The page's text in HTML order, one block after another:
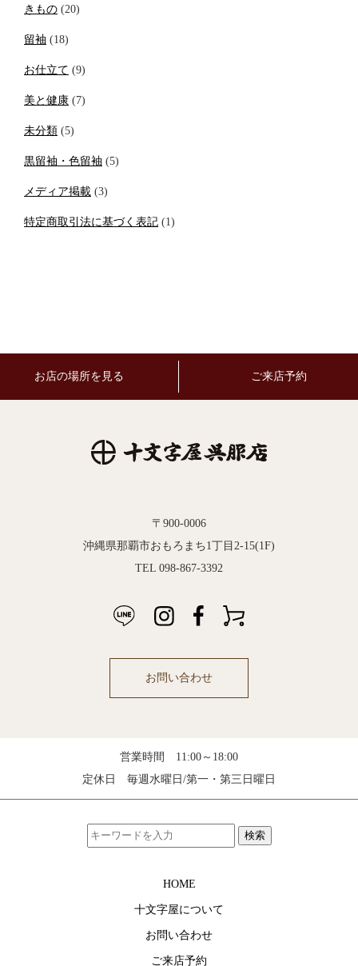
きもの (20)
留袖 (18)
お仕立て (9)
美と健康 (7)
未分類 (5)
黒留袖・色留袖 (5)
メディア掲載 (3)
特定商取引法に基づく表記 (1)
お店の場所を見る ご来店予約
〒900-0006
沖縄県那覇市おもろまち1丁目2-15(1F)
TEL 098-867-3392
お問い合わせ
営業時間 11:00～18:00
定休日 毎週水曜日/第一・第三日曜日
検索
HOME
十文字屋について
お問い合わせ
ご来店予約